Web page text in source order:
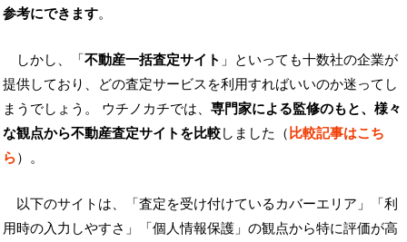
参考にできます。
しかし、「不動産一括査定サイト 」といっても十数社の企業が
提供しており、どの査定サービスを利用すればいいのか迷ってし
まうでしょう。 ウチノカチでは、 専門家による監修のもと、様々
な観点から不動産査定サイトを比較しました（比較記事はこち
ら）。
以下のサイトは、「査定を受け付けているカバーエリア」「利
用時の入力しやすさ」「個人情報保護」の観点から特に評価が高